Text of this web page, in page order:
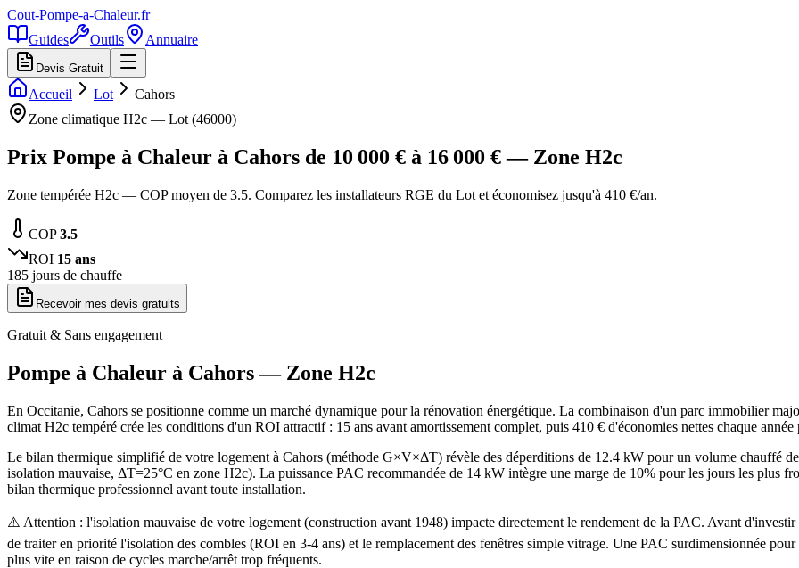
Cout-Pompe-a-Chaleur.fr
Guides
Outils Annuaire
Devis Gratuit
Accueil Lot
Cahors
Zone climatique H2c — Lot (46000)
Prix Pompe à Chaleur à Cahors de 10 000 € à 16 000 € — Zone H2c
Zone tempérée H2c — COP moyen de 3.5. Comparez les installateurs RGE du Lot et économisez jusqu'à 410 €/an.
COP3.5
ROI 15 ans
185 jours de chauffe
Recevoir mes devis gratuits
Gratuit & Sans engagement
Pompe à Chaleur à Cahors— Zone H2c
En Occitanie, Cahors se positionne comme un marché dynamique pour la rénovation énergétique. La combinaison d'un parc immobilier
climat H2c tempéré crée les conditions d'un ROI attractif : 15 ans avant amortissement complet, puis 410 € d'économies nettes chaque
Le bilan thermique simplifié de votre logement à Cahors (méthode G×V×ΔT) révèle des déperditions de 12.4 kW pour un volume chauffé
isolation mauvaise, ΔT=25°C en zone H2c). La puissance PAC recommandée de 14 kW intègre une marge de 10% pour les jours les plus
bilan thermique professionnel avant toute installation.
⚠️ Attention : l'isolation mauvaise de votre logement (construction avant 1948) impacte directement le rendement de la PAC. Avant
de traiter en priorité l'isolation des combles (ROI en 3-4 ans) et le remplacement des fenêtres simple vitrage. Une PAC surdimensionnée
plus vite en raison de cycles marche/arrêt trop fréquents.